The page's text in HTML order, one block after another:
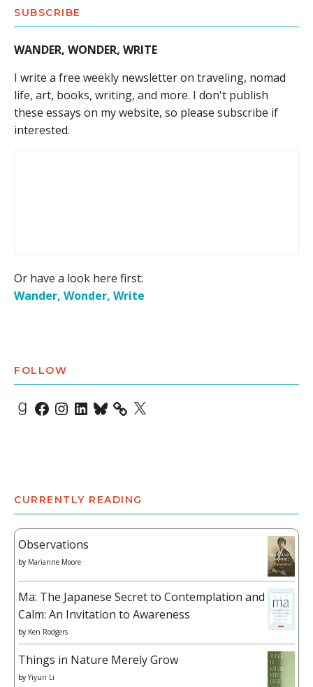
SUBSCRIBE
WANDER, WONDER, WRITE
I write a free weekly newsletter on traveling, nomad
life, art, books, writing, and more. I don't publish
these essays on my website, so please subscribe if
interested.
Or have a look here first:
Wander, Wonder, Write
FOLLOW
Goodreads
Facebook
Instagram
LinkedIn
Bluesky X
CURRENTLY READING
Observations
by Marianne Moore
Ma: The Japanese Secret to Contemplation and
Calm: An Invitation to Awareness
by Ken Rodgers
Things in Nature Merely Grow
by Yiyun Li